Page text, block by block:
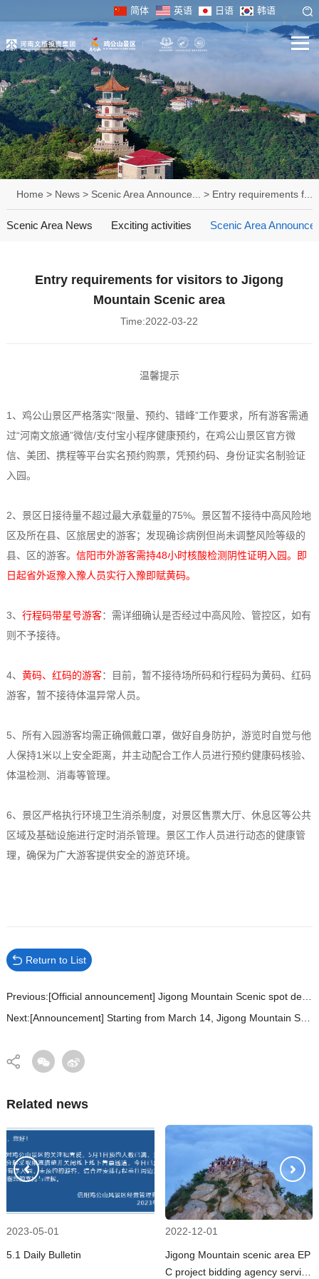
简体 英语 日语 韩语
Home > News > Scenic Area Announce... > Entry requirements f...
Scenic Area News Exciting activities Scenic Area
Entry requirements for visitors to Jigong
Mountain Scenic area
Time:2022-03-22
温馨提示
1、鸡公山景区严格落实“限量、预约、错峰”工作要求，所有游客需通
过“河南文旅通”微信/支付宝小程序健康预约，在鸡公山景区官方微
信、美团、携程等平台实名预约购票，凭预约码、身份证实名制验证
入园。
2、景区日接待量不超过最大承载量的75%。景区暂不接待中高风险地
区及所在县、区旅居史的游客；发现确诊病例但尚未调整风险等级的
县、区的游客。 信阳市外游客需持48小时核酸检测阴性证明入园。即
日起省外返豫入豫人员实行入豫即赋黄码。
3、 行程码带星号游客：需详细确认是否经过中高风险、管控区，如有
则不予接待。
4、 黄码、红码的游客：目前，暂不接待场所码和行程码为黄码、红码
游客，暂不接待体温异常人员。
5、所有入园游客均需正确佩戴口罩，做好自身防护，游览时自觉与他
人保持1米以上安全距离，并主动配合工作人员进行预约健康码核验、
体温检测、消毒等管理。
6、景区严格执行环境卫生消杀制度，对景区售票大厅、休息区等公共
区域及基础设施进行定时消杀管理。景区工作人员进行动态的健康管
理，确保为广大游客提供安全的游览环境。
Return to List
Previous:[Official announcement] Jigong Mountain Scenic spot declared 5A success Xinyang City ushered in the first national 5A level scenic spot
Next:[Announcement] Starting from March 14, Jigong Mountain Scenic Spot will cancel the free ticket activities
Related news
2023-05-01
5.1 Daily Bulletin
2022-12-01
Jigong Mountain scenic area EP
C project bidding agency service